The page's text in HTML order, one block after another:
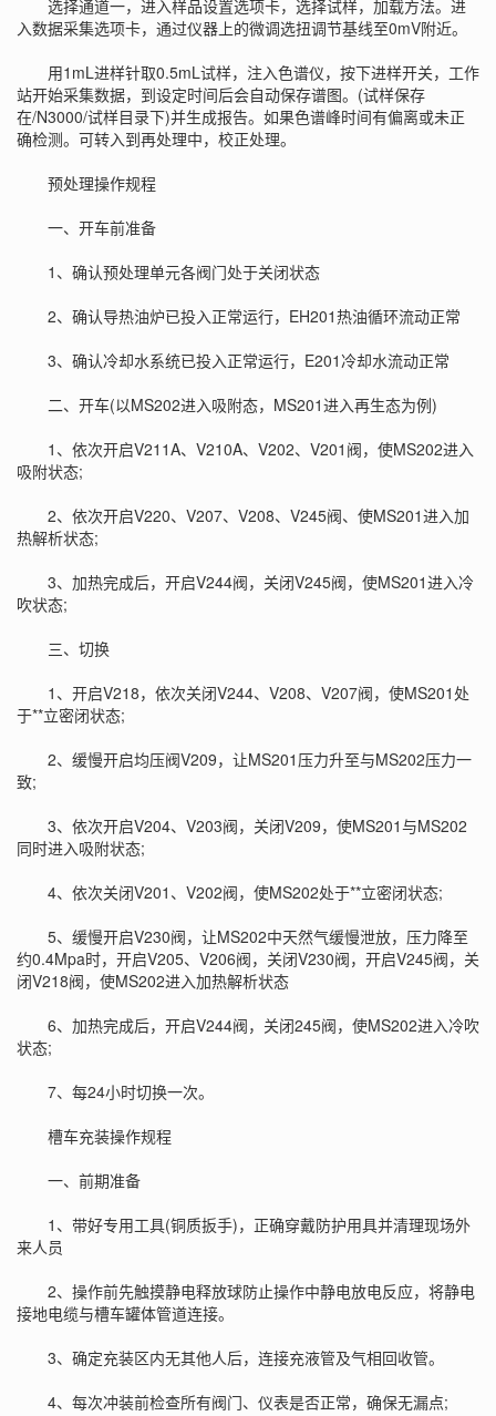
选择通道一，进入样品设置选项卡，选择试样，加载方法。进
入数据采集选项卡，通过仪器上的微调选扭调节基线至0mV附近。
用1mL进样针取0.5mL试样，注入色谱仪，按下进样开关，工作
站开始采集数据，到设定时间后会自动保存谱图。(试样保存
在/N3000/试样目录下)并生成报告。如果色谱峰时间有偏离或未正
确检测。可转入到再处理中，校正处理。
预处理操作规程
一、开车前准备
1、确认预处理单元各阀门处于关闭状态
2、确认导热油炉已投入正常运行，EH201热油循环流动正常
3、确认冷却水系统已投入正常运行，E201冷却水流动正常
二、开车(以MS202进入吸附态，MS201进入再生态为例)
1、依次开启V211A、V210A、V202、V201阀，使MS202进入
吸附状态;
2、依次开启V220、V207、V208、V245阀、使MS201进入加
热解析状态;
3、加热完成后，开启V244阀，关闭V245阀，使MS201进入冷
吹状态;
三、切换
1、开启V218，依次关闭V244、V208、V207阀，使MS201处
于**立密闭状态;
2、缓慢开启均压阀V209，让MS201压力升至与MS202压力一
致;
3、依次开启V204、V203阀，关闭V209，使MS201与MS202
同时进入吸附状态;
4、依次关闭V201、V202阀，使MS202处于**立密闭状态;
5、缓慢开启V230阀，让MS202中天然气缓慢泄放，压力降至
约0.4Mpa时，开启V205、V206阀，关闭V230阀，开启V245阀，关
闭V218阀，使MS202进入加热解析状态
6、加热完成后，开启V244阀，关闭245阀，使MS202进入冷吹
状态;
7、每24小时切换一次。
槽车充装操作规程
一、前期准备
1、带好专用工具(铜质扳手)，正确穿戴防护用具并清理现场外
来人员
2、操作前先触摸静电释放球防止操作中静电放电反应，将静电
接地电缆与槽车罐体管道连接。
3、确定充装区内无其他人后，连接充液管及气相回收管。
4、每次冲装前检查所有阀门、仪表是否正常，确保无漏点;